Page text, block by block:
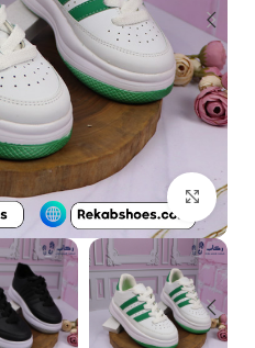
بزرگنمایی تصویر